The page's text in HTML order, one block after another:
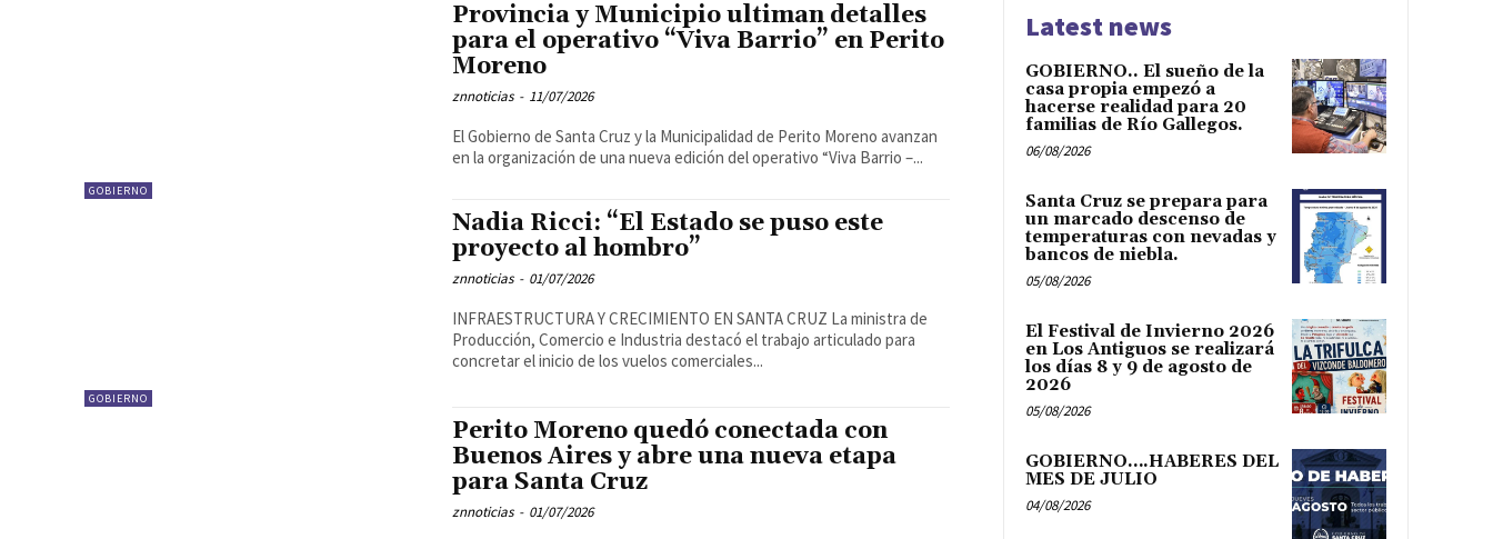
GOBIERNO
Provincia y Municipio ultiman detalles
para el operativo “Viva Barrio” en Perito
Moreno
znnoticias - 11/07/2026
El Gobierno de Santa Cruz y la Municipalidad de Perito Moreno avanzan
en la organización de una nueva edición del operativo “Viva Barrio –...
GOBIERNO
Nadia Ricci: “El Estado se puso este
proyecto al hombro”
znnoticias - 01/07/2026
INFRAESTRUCTURA Y CRECIMIENTO EN SANTA CRUZ La ministra de
Producción, Comercio e Industria destacó el trabajo articulado para
concretar el inicio de los vuelos comerciales...
Perito Moreno quedó conectada con
Buenos Aires y abre una nueva etapa
para Santa Cruz
znnoticias - 01/07/2026
Latest news
GOBIERNO.. El sueño de la
casa propia empezó a
hacerse realidad para 20
familias de Río Gallegos.
06/08/2026
Santa Cruz se prepara para
un marcado descenso de
temperaturas con nevadas y
bancos de niebla.
05/08/2026
El Festival de Invierno 2026
en Los Antiguos se realizará
los días 8 y 9 de agosto de
2026
05/08/2026
GOBIERNO….HABERES DEL
MES DE JULIO
04/08/2026